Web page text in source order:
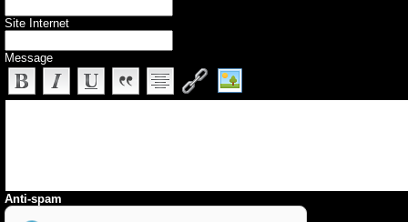
Site Internet
Message
Anti-spam